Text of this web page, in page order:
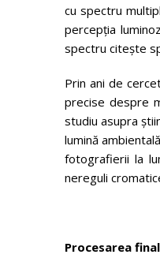
cu spectru
percepția
spectru citește
Prin ani de
precise despre
studiu asupra
lumină
fotografierii la
nereguli
Procesarea